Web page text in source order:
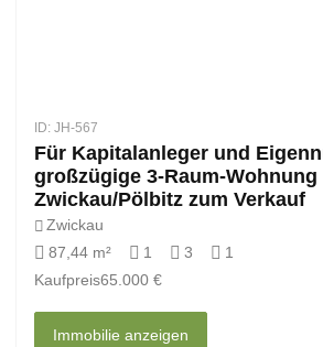
ID: JH-567
Für Kapitalanleger und
großzügige 3-Raum-Wohnung
Zwickau/Pölbitz zum Verkauf
Zwickau
87,44 m²
1 3
1
Kaufpreis65.000 €
Immobilie anzeigen